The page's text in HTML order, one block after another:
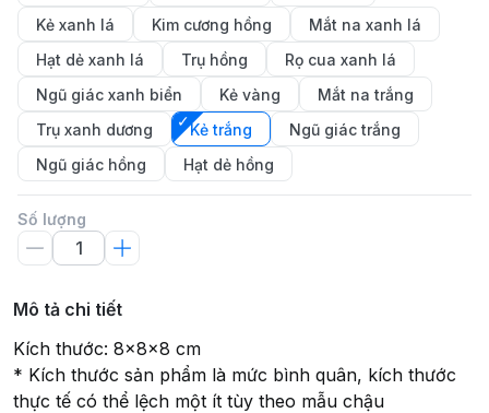
Kẻ xanh lá
Kim cương hồng
Mắt na xanh lá
Hạt dẻ xanh lá
Trụ hồng
Rọ cua xanh lá
Ngũ giác xanh biển
Kẻ vàng
Mắt na trắng
Trụ xanh dương
Kẻ trắng
Ngũ giác trắng
Ngũ giác hồng
Hạt dẻ hồng
Số lượng
Mô tả chi tiết
Kích thước: 8x8x8 cm
* Kích thước sản phẩm là mức bình quân, kích thước
thực tế có thể lệch một ít tùy theo mẫu chậu